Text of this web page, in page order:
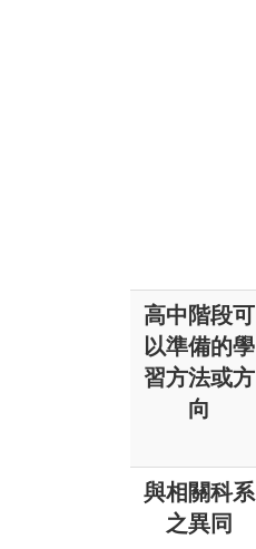
高中階段可
以準備的學
習方法或方
向
與相關科系
之異同